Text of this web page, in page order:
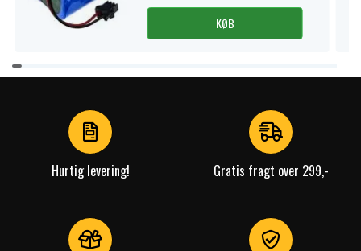
KØB
Item
1
Hurtig levering! Gratis fragt over 299,-